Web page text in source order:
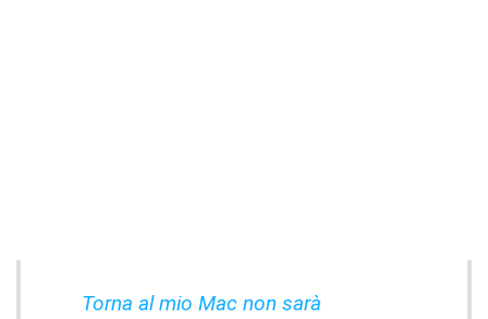
Torna al mio Mac non sarà